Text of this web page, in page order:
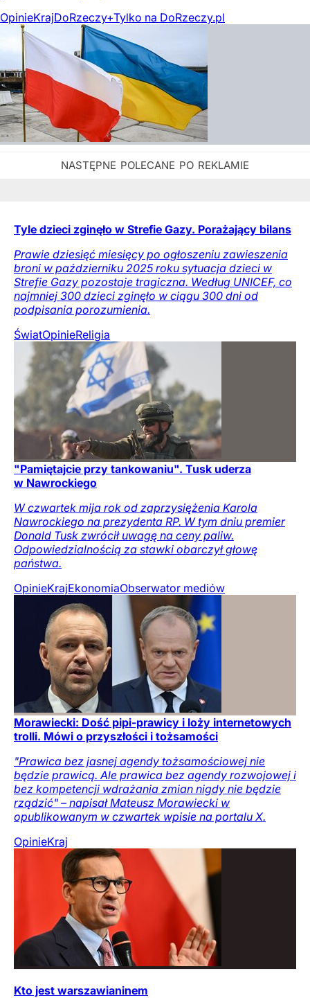
OpinieKrajDoRzeczy+Tylko na DoRzeczy.pl
Tyle dzieci zginęło w Strefie Gazy. Porażający bilans
Prawie dziesięć miesięcy po ogłoszeniu zawieszenia
broni w październiku 2025 roku sytuacja dzieci w
Strefie Gazy pozostaje tragiczna. Według UNICEF, co
najmniej 300 dzieci zginęło w ciągu 300 dni od
podpisania porozumienia.
ŚwiatOpinieReligia
"Pamiętajcie przy tankowaniu". Tusk uderza
w Nawrockiego
W czwartek mija rok od zaprzysiężenia Karola
Nawrockiego na prezydenta RP. W tym dniu premier
Donald Tusk zwrócił uwagę na ceny paliw.
Odpowiedzialnością za stawki obarczył głowę
państwa.
OpinieKrajEkonomiaObserwator mediów
Morawiecki: Dość pipi-prawicy i loży internetowych
trolli. Mówi o przyszłości i tożsamości
"Prawica bez jasnej agendy tożsamościowej nie
będzie prawicą. Ale prawica bez agendy rozwojowej i
bez kompetencji wdrażania zmian nigdy nie będzie
rządzić" – napisał Mateusz Morawiecki w
opublikowanym w czwartek wpisie na portalu X.
OpinieKraj
Kto jest warszawianinem